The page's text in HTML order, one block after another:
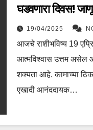
घडवणारा दिवस!
वर 19/04/2025
आजचे राशीभविष्य 19
आत्मविश्वास उत्तम असेल
शक्यता आहे. कामाच्या
एखादी आनंददायक…